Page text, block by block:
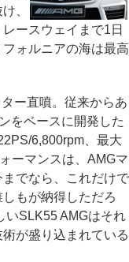
、
ースウェイまで1日
ォルニアの海は最高
ー直噴。従来からあ
をベースに開発した
6,800rpm、最大
ーマンスは、AMGマ
でなら、これだけで
もが納得しただろ
いSLK55 AMGはそれ
が盛り込まれている